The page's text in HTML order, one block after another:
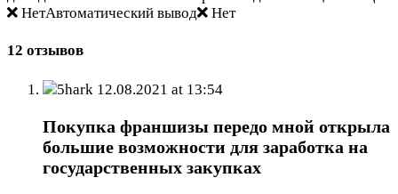
НетАвтоматический вывод
Нет
12 отзывов
5hark 12.08.2021 at 13:54
Покупка франшизы передо мной открыла
большие возможности для заработка на
государственных закупках